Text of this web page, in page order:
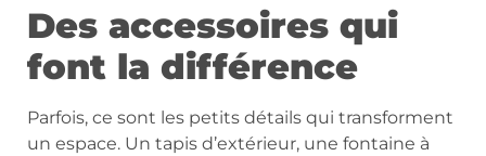
Des accessoires qui
font la différence
Parfois, ce sont les petits détails qui transforment
un espace. Un tapis d’extérieur, une fontaine à